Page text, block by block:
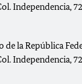
Independencia,
la República
Independencia,